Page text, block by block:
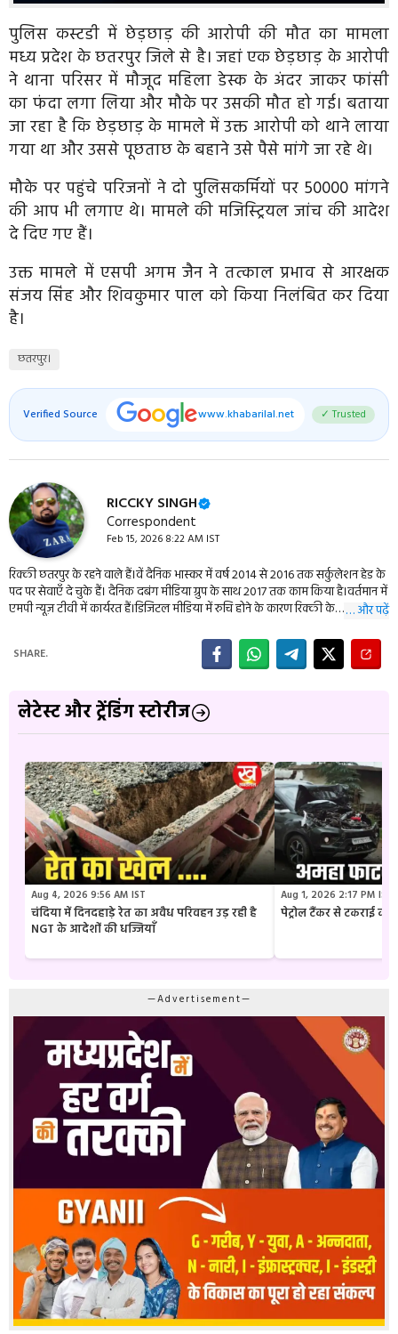
पुलिस कस्टडी में छेड़छाड़ की आरोपी की मौत का मामला
मध्य प्रदेश के छतरपुर जिले से है। जहां एक छेड़छाड़ के आरोपी
ने थाना परिसर में मौजूद महिला डेस्क के अंदर जाकर फांसी
का फंदा लगा लिया और मौके पर उसकी मौत हो गई। बताया
जा रहा है कि छेड़छाड़ के मामले में उक्त आरोपी को थाने लाया
गया था और उससे पूछताछ के बहाने उसे पैसे मांगे जा रहे थे।
मौके पर पहुंचे परिजनों ने दो पुलिसकर्मियों पर ₹50000 मांगने
की आप भी लगाए थे। मामले की मजिस्ट्रियल जांच की आदेश
दे दिए गए हैं।
उक्त मामले में एसपी अगम जैन ने तत्काल प्रभाव से आरक्षक
संजय सिंह और शिवकुमार पाल को किया निलंबित कर दिया
है।
छतरपुर।
Verified Source www.khabarilal.net ✓ Trusted
RICCKY SINGH
Correspondent
Feb 15, 2026 8:22 AM IST
रिक्की छतरपुर के रहने वाले हैं।वें दैनिक भास्कर में वर्ष 2014 से 2016 तक सर्कुलेशन हेड के
पद पर सेवाएँ दे चुके हैं। दैनिक दबंग मीडिया ग्रुप के साथ 2017 तक काम किया है।वर्तमान में
एमपी न्यूज़ टीवी में कार्यरत हैं।डिजिटल मीडिया में रुचि होने के कारण रिक्की के
क्राइम,आध्यात्म से जुड़ी खबरों में रिक्की की रुचि है।
… और पढ़ें
SHARE.
लेटेस्ट और ट्रेंडिंग स्टोरीज
Aug 4, 2026 9:56 AM IST
चंदिया में दिनदहाड़े रेत का अवैध परिवहन उड़ रही है
NGT के आदेशों की धज्जियाँ
Aug 1, 2026 2:17 PM IST
पेट्रोल टैंकर से टकराई
—Advertisement—